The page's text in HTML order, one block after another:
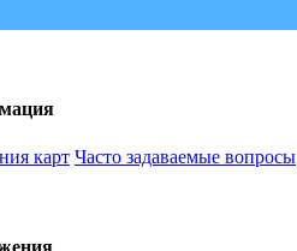
карт Часто задаваемые вопросы